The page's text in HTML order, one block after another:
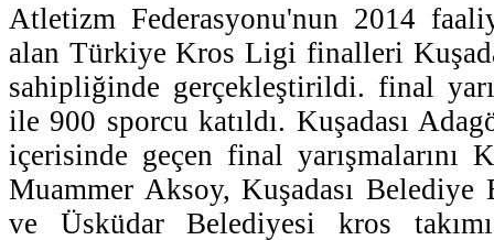
Atletizm Federasyonu'nun 2014
alan Türkiye Kros Ligi finalleri
sahipliğinde gerçekleştirildi. final
ile 900 sporcu katıldı. Kuşadası
içerisinde geçen final yarışmalarını
Muammer Aksoy, Kuşadası Belediye
ve Üsküdar Belediyesi kros